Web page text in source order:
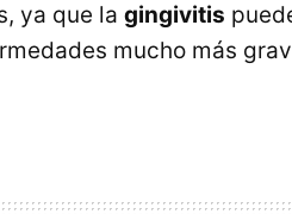
ya que la gingivitis
mucho más